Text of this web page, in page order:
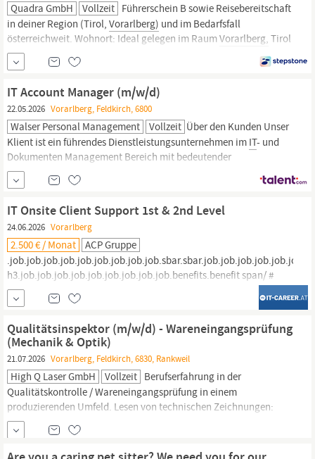
Quadra GmbH Vollzeit Führerschein B sowie Reisebereitschaft
in deiner Region (Tirol, Vorarlberg) und im Bedarfsfall
österreichweit. Wohnort: Ideal gelegen im RaumVorarlberg, Tirol
Sicherheit & Kultur: Ein krisensicherer Arbeitsplatz in einem
internationalen Konzern mit spürbar familiärem Betriebsklima.
Ausstattung: Ein moderner Firmen-PKW (inkl. E...
IT Account Manager (m/w/d)
22.05.2026 Vorarlberg, Feldkirch, 6800
Walser Personal Management Vollzeit Über den Kunden Unser
Klient ist ein führendes Dienstleistungsunternehmen im IT- und
Dokumenten Management Bereich mit bedeutender
Marktstellung und konkreten Wachstumszielen. Um die weitere
Expansion erfolgreich zu gestalten, verstärkt das Unternehmen
IT Onsite Client Support 1st & 2nd Level
24.06.2026 Vorarlberg
2.500 € / Monat
ACP Gruppe
h3.job.job.job.job.job.job.job.job.job.benefits.benefit span/ #
sourceMappingURL=cleanJobPosting.css.map /
Onsite Client
Support 1st & 2nd Level Ranshofen m, w, d 38.5h/Woche > € 2500
Qualitätsinspektor (m/w/d) - Wareneingangsprüfung
(Mechanik & Optik)
21.07.2026 Vorarlberg, Feldkirch, 6830, Rankweil
High Q Laser GmbH Vollzeit Berufserfahrung in der
Qualitätskontrolle / Wareneingangsprüfung in einem
produzierenden Umfeld. Lesen von technischen Zeichnungen:
Sicherer Umgang mit dem Interpretieren komplexer technischer
Zeichnungen, einschließlich Form- und Lagetoleranzen (GD&T).
IT
-Grundkenntnisse: Routinierter Umgang mit MS Office-